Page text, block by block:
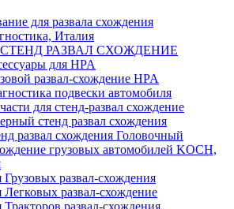
для развала схождения
Италия
СТЕНД РАЗВАЛ СХОЖДЕНИЕ
для HPA
развал-схождение HPA
подвески автомобиля
для стенд-развал схождение
стенд развал схождения
развал схождения Головочный
грузовых автомобилей KOCH,
Грузовых развал-схождения
Легковых развал-схождение
Тракторов развал-схождения